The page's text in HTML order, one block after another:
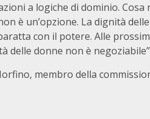
a logiche di dominio. Cosa
è un’opzione. La dignità
con il potere. Alle
delle donne non è
membro della